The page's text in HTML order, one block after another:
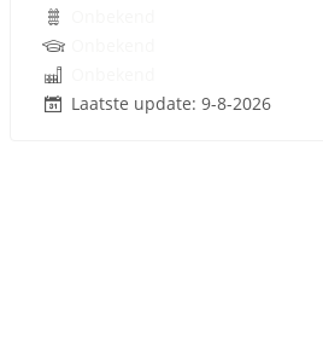
Laatste update: 9-8-2026